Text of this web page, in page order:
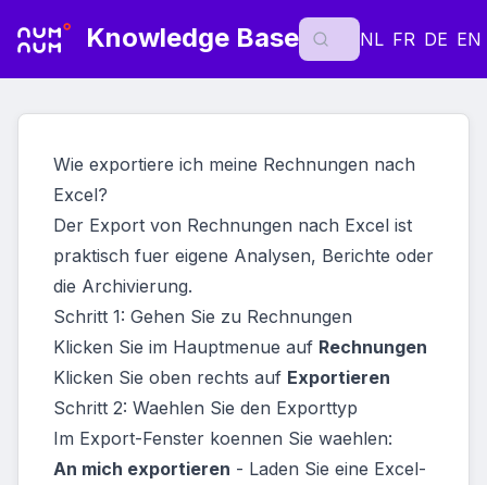
Knowledge Base NL FR DE EN
Wie exportiere ich meine Rechnungen nach
Excel?
Der Export von Rechnungen nach Excel ist
praktisch fuer eigene Analysen, Berichte oder
die Archivierung.
Schritt 1: Gehen Sie zu Rechnungen
Klicken Sie im Hauptmenue auf Rechnungen
Klicken Sie oben rechts auf Exportieren
Schritt 2: Waehlen Sie den Exporttyp
Im Export-Fenster koennen Sie waehlen:
An mich exportieren - Laden Sie eine Excel-